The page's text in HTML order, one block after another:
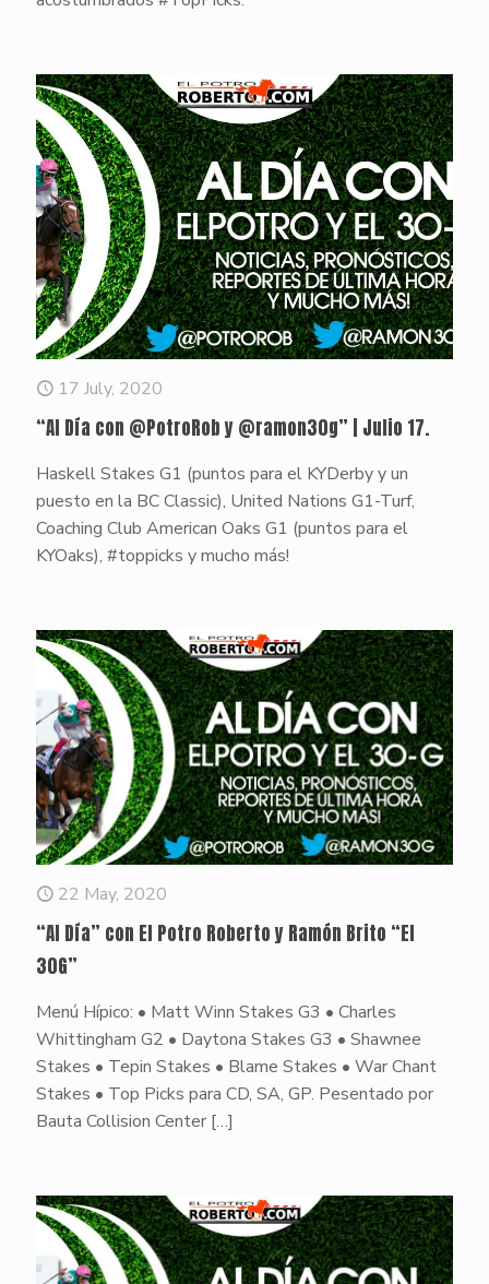
17 July, 2020
“Al Día con @PotroRob y @ramon30g” | Julio 17.
Haskell Stakes G1 (puntos para el KYDerby y un
puesto en la BC Classic), United Nations G1-Turf,
Coaching Club American Oaks G1 (puntos para el
KYOaks), #toppicks y mucho más!
22 May, 2020
“Al Día” con El Potro Roberto y Ramón Brito “El
30G”
Menú Hípico: • Matt Winn Stakes G3 • Charles
Whittingham G2 • Daytona Stakes G3 • Shawnee
Stakes • Tepin Stakes • Blame Stakes • War Chant
Stakes • Top Picks para CD, SA, GP. Pesentado por
Bauta Collision Center […]